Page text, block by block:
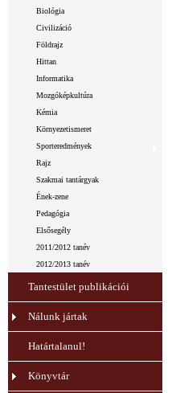
Biológia
Civilizáció
Földrajz
Hittan
Informatika
Mozgóképkultúra
Kémia
Környezetismeret
Sporteredmények
Rajz
Szakmai tantárgyak
Ének-zene
Pedagógia
Elsősegély
2011/2012 tanév
2012/2013 tanév
Tantestület publikációi
Nálunk jártak
Határtalanul!
Könyvtár